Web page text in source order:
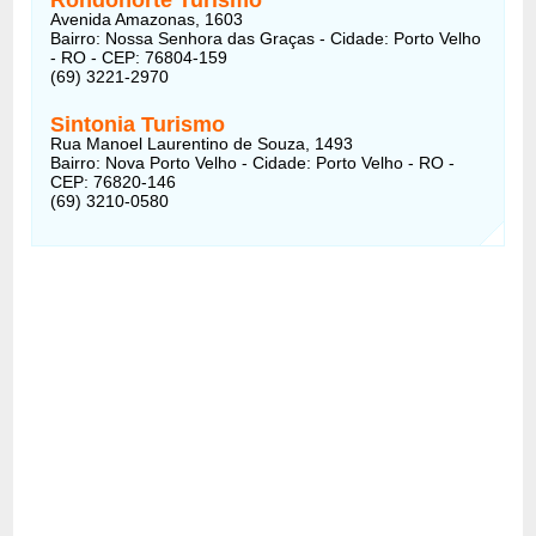
Avenida Amazonas, 1603
Bairro: Nossa Senhora das Graças - Cidade: Porto Velho
- RO - CEP: 76804-159
(69) 3221-2970
Sintonia Turismo
Rua Manoel Laurentino de Souza, 1493
Bairro: Nova Porto Velho - Cidade: Porto Velho - RO -
CEP: 76820-146
(69) 3210-0580